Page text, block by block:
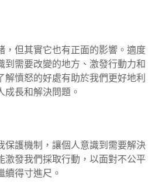
，但其實它也有正面的影響。適度
到需要改變的地方、激發行動力和
解憤怒的好處有助於我們更好地利
成長和解決問題。
保護機制，讓個人意識到需要解決
激發我們採取行動，以面對不公平
續得寸進尺。